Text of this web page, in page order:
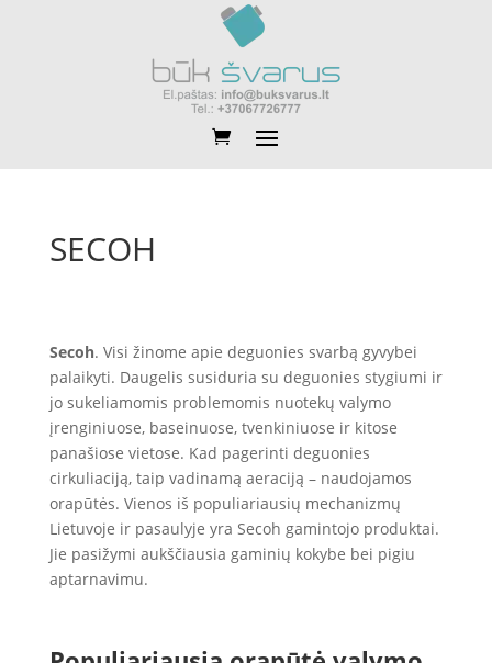
SECOH
Secoh. Visi žinome apie deguonies svarbą gyvybei
palaikyti. Daugelis susiduria su deguonies stygiumi ir
jo sukeliamomis problemomis nuotekų valymo
įrenginiuose, baseinuose, tvenkiniuose ir kitose
panašiose vietose. Kad pagerinti deguonies
cirkuliaciją, taip vadinamą aeraciją – naudojamos
orapūtės. Vienos iš populiariausių mechanizmų
Lietuvoje ir pasaulyje yra Secoh gamintojo produktai.
Jie pasižymi aukščiausia gaminių kokybe bei pigiu
aptarnavimu.